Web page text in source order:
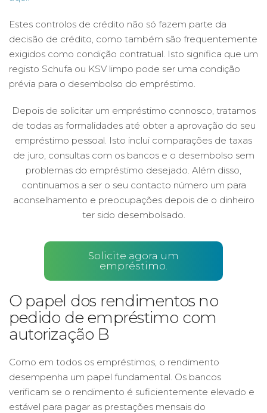
Estes controlos de crédito não só fazem parte da
decisão de crédito, como também são frequentemente
exigidos como condição contratual. Isto significa que um
registo Schufa ou KSV limpo pode ser uma condição
prévia para o desembolso do empréstimo.
Depois de solicitar um empréstimo connosco, tratamos
de todas as formalidades até obter a aprovação do seu
empréstimo pessoal. Isto inclui comparações de taxas
de juro, consultas com os bancos e o desembolso sem
problemas do empréstimo desejado. Além disso,
continuamos a ser o seu contacto número um para
aconselhamento e preocupações depois de o dinheiro
ter sido desembolsado.
Solicite agora um
empréstimo.
O papel dos rendimentos no
pedido de empréstimo com
autorização B
Como em todos os empréstimos, o rendimento
desempenha um papel fundamental. Os bancos
verificam se o rendimento é suficientemente elevado e
estável para pagar as prestações mensais do